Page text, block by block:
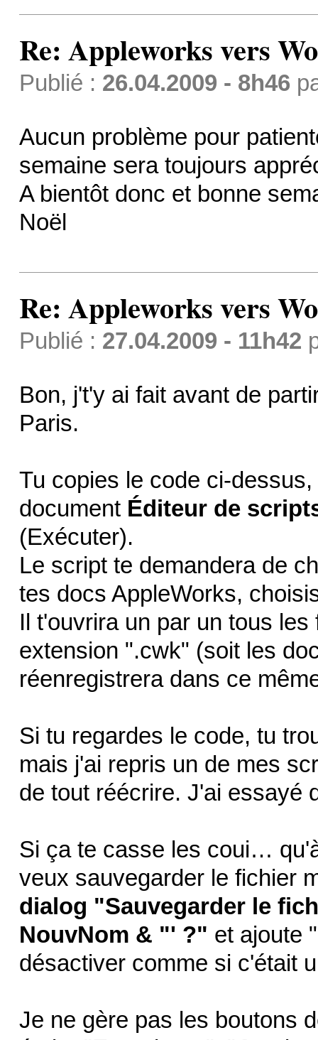
Re: Appleworks vers
Publié : 26.04.2009 - 8h46
Aucun problème pour
semaine sera toujours
A bientôt donc et bonne
Noël
Re: Appleworks vers
Publié : 27.04.2009 - 11h42
Bon, j't'y ai fait avant de
Paris.
Tu copies le code ci-
document Éditeur de
(Exécuter).
Le script te demandera de
tes docs AppleWorks,
Il t'ouvrira un par un tous
extension ".cwk" (soit les
réenregistrera dans ce
Si tu regardes le code, tu
mais j'ai repris un de mes
de tout réécrire. J'ai essayé
Si ça te casse les coui…
veux sauvegarder le fichier
dialog "Sauvegarder le
NouvNom & "' ?" et ajoute
désactiver comme si c'était
Je ne gère pas les boutons